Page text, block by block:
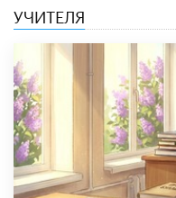
УЧИТЕЛЯ